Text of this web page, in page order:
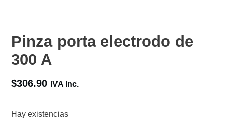
Pinza porta electrodo de
300 A
$306.90 IVA Inc.
Hay existencias